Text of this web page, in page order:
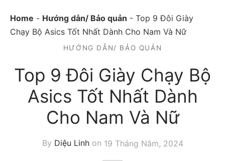
Home - Hướng dẫn/ Bảo quản - Top 9 Đôi Giày
Chạy Bộ Asics Tốt Nhất Dành Cho Nam Và Nữ
HƯỚNG DẪN/ BẢO QUẢN
Top 9 Đôi Giày Chạy Bộ
Asics Tốt Nhất Dành
Cho Nam Và Nữ
By Diệu Linhon 19 Tháng Năm, 2024